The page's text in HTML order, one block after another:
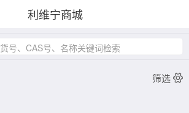
利维宁商城
货号、CAS号、名称关键词检索
筛选